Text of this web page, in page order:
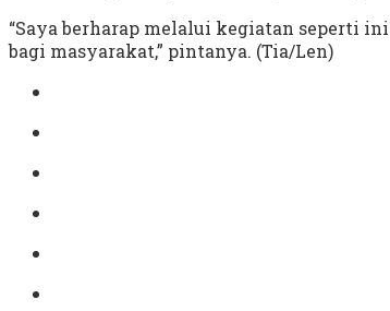
“Saya berharap melalui kegiatan seperti
bagi masyarakat,” pintanya. (Tia/Len)